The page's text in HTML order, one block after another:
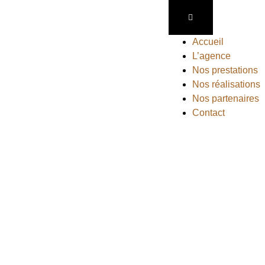
Accueil
L’agence
Nos prestations
Nos réalisations
Nos partenaires
Contact